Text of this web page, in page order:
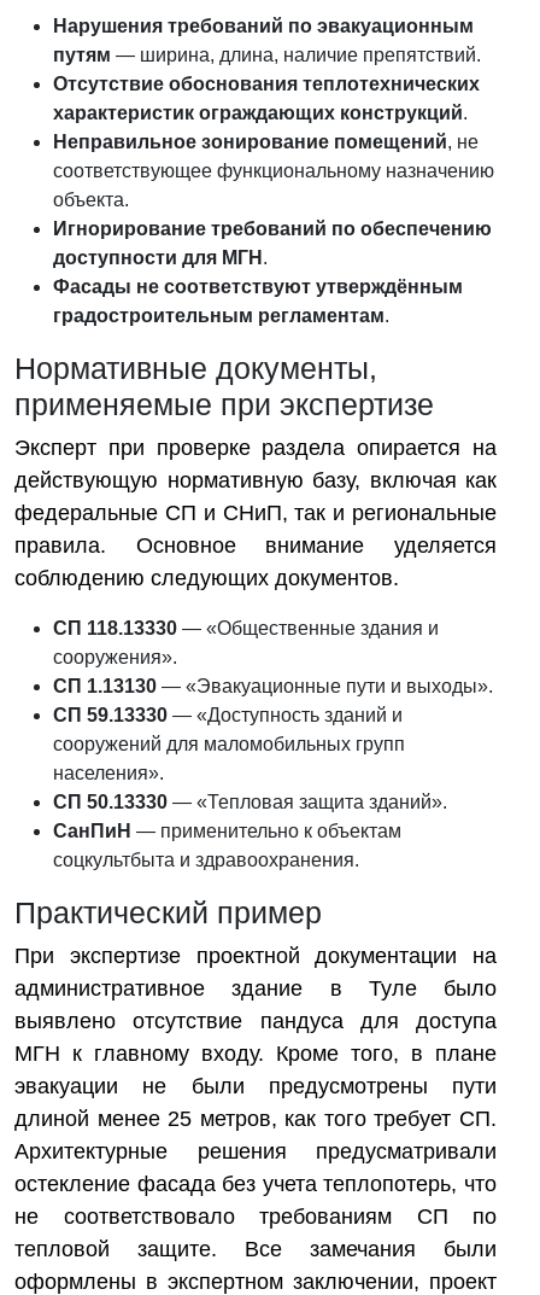
Нарушения требований по эвакуационным
путям — ширина, длина, наличие препятствий.
Отсутствие обоснования теплотехнических
характеристик ограждающих конструкций.
Неправильное зонирование помещений, не
соответствующее функциональному назначению
объекта.
Игнорирование требований по обеспечению
доступности для МГН .
Фасады не соответствуют утверждённым
градостроительным регламентам.
Нормативные документы,
применяемые при экспертизе
Эксперт при проверке раздела опирается на
действующую нормативную базу, включая как
федеральные СП и СНиП, так и региональные
правила. Основное внимание уделяется
соблюдению следующих документов.
СП 118.13330 — «Общественные здания и
сооружения».
СП 1.13130 — «Эвакуационные пути и выходы».
СП 59.13330 — «Доступность зданий и
сооружений для маломобильных групп
населения».
СП 50.13330 — «Тепловая защита зданий».
СанПиН — применительно к объектам
соцкультбыта и здравоохранения.
Практический пример
При экспертизе проектной документации на
административное здание в Туле было
выявлено отсутствие пандуса для доступа
МГН к главному входу. Кроме того, в плане
эвакуации не были предусмотрены пути
длиной менее 25 метров, как того требует СП.
Архитектурные решения предусматривали
остекление фасада без учета теплопотерь, что
не соответствовало требованиям СП по
тепловой защите. Все замечания были
оформлены в экспертном заключении, проект